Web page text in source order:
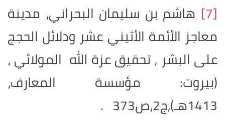
[7] هاشم بن سليمان البحراني، مدينة
معاجز الأئمة الأثيني عشر ودلائل الحجج
على البشر ، تحقيق عزة الله المولائي ،
(بيروت: مؤسسة المعارف،
1413هـ)،ج2،ص373 .